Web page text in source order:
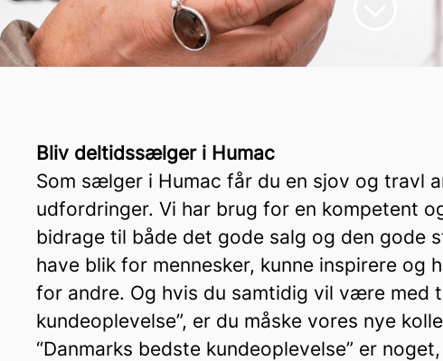
Bliv deltidssælger i Humac
Som sælger i Humac får du en sjov og travl
udfordringer. Vi har brug for en kompetent
bidrage til både det gode salg og den gode
have blik for mennesker, kunne inspirere og
for andre. Og hvis du samtidig vil være med
kundeoplevelse”, er du måske vores nye
“Danmarks bedste kundeoplevelse” er